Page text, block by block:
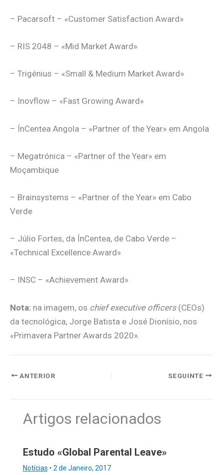
– Pacarsoft – «Customer Satisfaction Award»
– RIS 2048 – «Mid Market Award»
– Trigénius – «Small & Medium Market Award»
– Inovflow – «Fast Growing Award»
– ÍnCentea Angola – «Partner of the Year» em Angola
– Megatrónica – «Partner of the Year» em
Moçambique
– Brainsystems – «Partner of the Year» em Cabo
Verde
– Júlio Fortes, da ÍnCentea, de Cabo Verde –
«Technical Excellence Award»
– INSC – «Achievement Award»
Nota: na imagem, os chief executive officers(CEOs)
da tecnológica, Jorge Batista e José Dionísio, nos
«Primavera Partner Awards 2020».
ANTERIOR SEGUINTE
Artigos relacionados
Estudo «Global Parental Leave»
Notícias • 2 de Janeiro, 2017